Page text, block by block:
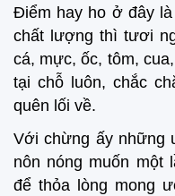
Điểm hay ho ở đây là
chất lượng thì tươi
cá, mực, ốc, tôm,
tại chỗ luôn, chắc
quên lối về.
Với chừng ấy những
nôn nóng muốn một
để thỏa lòng mong